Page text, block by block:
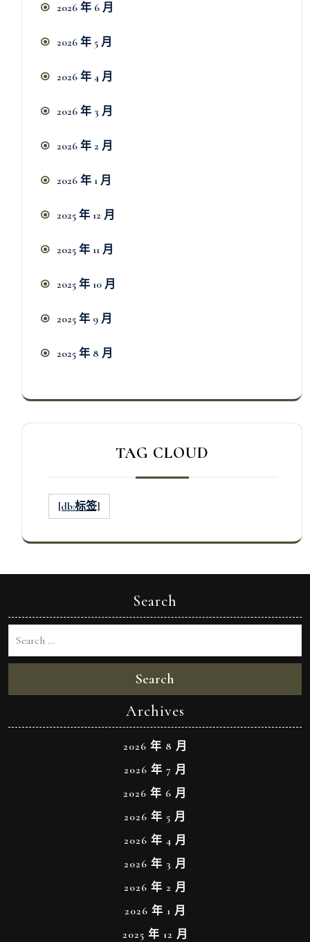
2026 年 6 月
2026 年 5 月
2026 年 4 月
2026 年 3 月
2026 年 2 月
2026 年 1 月
2025 年 12 月
2025 年 11 月
2025 年 10 月
2025 年 9 月
2025 年 8 月
TAG CLOUD
[db:标签]
Search
Search
Archives
2026 年 8 月
2026 年 7 月
2026 年 6 月
2026 年 5 月
2026 年 4 月
2026 年 3 月
2026 年 2 月
2026 年 1 月
2025 年 12 月